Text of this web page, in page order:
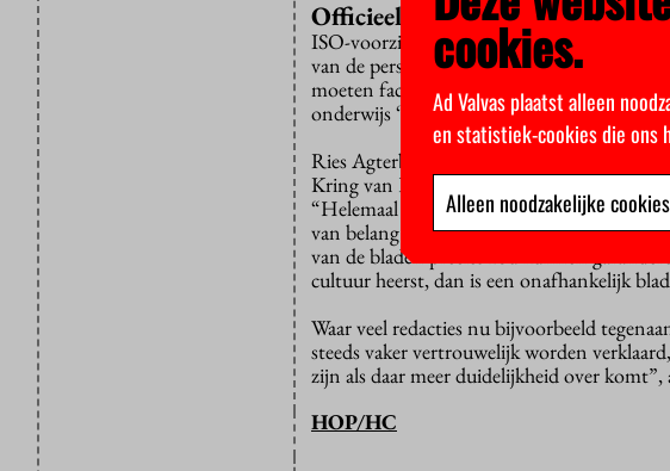
Officieel vastleggen
ISO-voorzitter Tom van den Brink roept
van de pers in het hoger onderwijs. Hij wil
moeten faciliteren. Minister van
onderwijs “heel belangrijk” vindt, maar dat
Ries Agterberg, hoofdredacteur van het
Kring van Hoofdredacteuren van
“Helemaal nu de medezeggenschapsraden
van belang dat studenten en medewerkers
van de bladen precies zou kunnen
cultuur heerst, dan is een onafhankelijk
Waar veel redacties nu bijvoorbeeld
steeds vaker vertrouwelijk worden
zijn als daar meer duidelijkheid over komt”,
HOP/HC
cookies.
Ad Valvas plaatst alleen
en statistiek-cookies die ons
Alleen noodzakelijke cookies